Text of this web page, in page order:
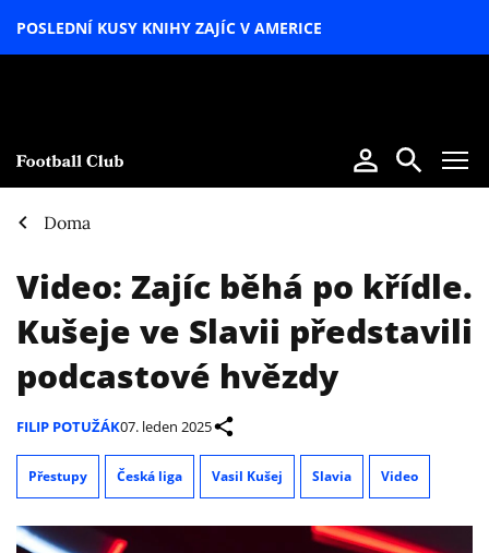
POSLEDNÍ KUSY KNIHY ZAJÍC V AMERICE
Doma
Video: Zajíc běhá po křídle.
Kušeje ve Slavii představili
podcastové hvězdy
FILIP POTUŽÁK07. leden 2025
Přestupy Česká liga Vasil Kušej Slavia Video